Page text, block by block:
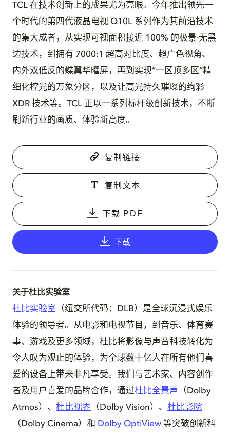
TCL 在技术创新上的成果尤为亮眼。今年推出领先一
个时代的第四代液晶电视 Q10L 系列作为其前沿技术
的集大成者，从实现可视面积接近 100% 的极景·无黑
边技术，到拥有 7000:1 超高对比度、超广色视角、
内外双低反的蝶翼华曜屏，再到实现“一区顶多区”精
细化控光的万象分区，以及让高光持久璀璨的绚彩
XDR 技术等。TCL 正以一系列标杆级创新技术，不断
刷新行业的画质、体验新高度。
复制链接
复制文本
下载 PDF
下载
关于杜比实验室
杜比实验室 （纽交所代码：DLB）是全球沉浸式娱乐
体验的领导者。从电影和电视节目，到音乐、体育赛
事、游戏及更多领域，杜比将影像与声音科技转化为
令人叹为观止的体验，为全球数十亿人在所有他们喜
爱的设备上带来非凡享受。我们与艺术家、内容创作
者及用户喜爱的品牌合作，通过杜比全景声
（Dolby
Atmos）、 杜比视界 （Dolby Vision）、 杜比影院
（Dolby Cinema）和 Dolby OptiView 等突破创新科